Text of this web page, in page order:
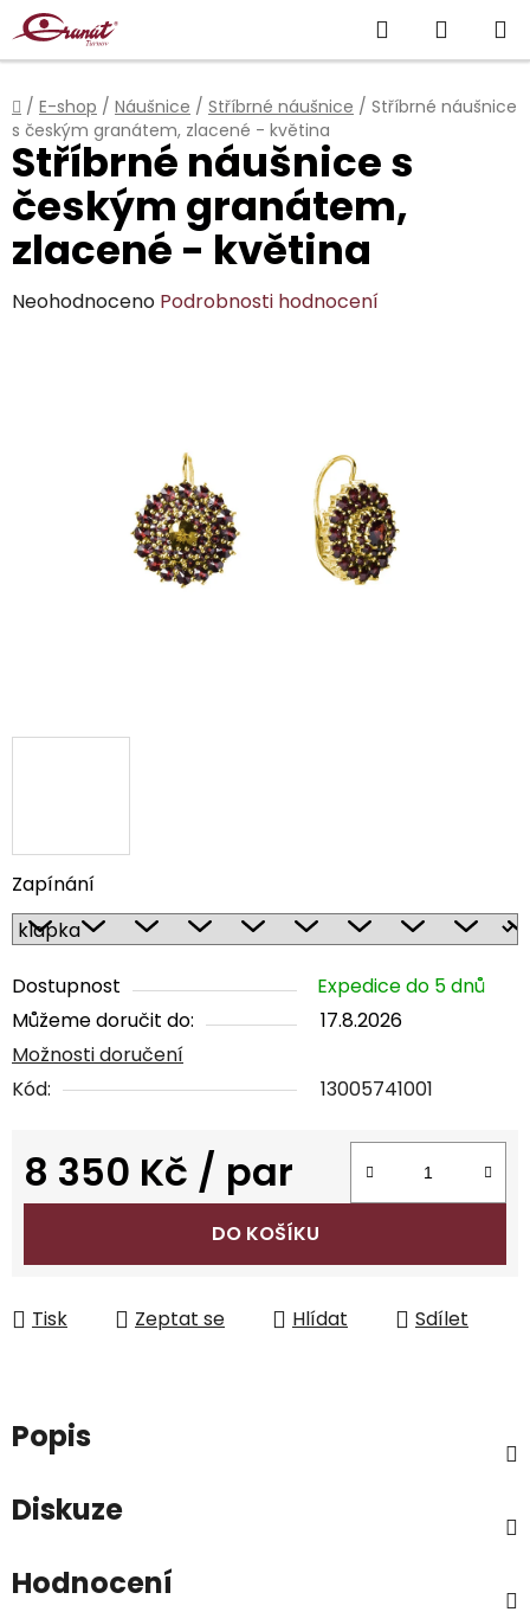
Přejít
na
obsah
Hledat
KOŠÍK
Domů
/ E-shop / Náušnice / Stříbrné náušnice / Stříbrné náušnice
s českým granátem, zlacené - květina
Zapínání
Dostupnost
Expedice do 5 dnů
Můžeme doručit do:
17.8.2026
Možnosti doručení
Kód:
13005741001
8 350 Kč / par
Měrná cena:
DO KOŠÍKU
Tisk Zeptat se Hlídat Sdílet
Stříbrné náušnice s
českým granátem,
zlacené - květina
Průměrné
Neohodnoceno Podrobnosti hodnocení
Popis
Diskuze
Hodnocení